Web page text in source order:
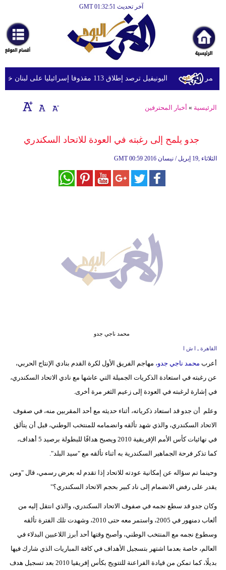
آخر تحديث GMT 01:32:51
أخبارعاجلة
رياضة
ثقافة
إقتصاد
وموسيقى
مرأة
إسلامية
علوم
بيئة
أبراج
سيارات
اليونيفيل ترصد إطلاق 113 مقذوفا إسرائيليا على لبنان خلال يوم واحد
الرئيسية » أخبار المحترفين
جدو يلمح إلى رغبته في العودة للاتحاد السكندري
GMT 00:59 2016 الثلاثاء ,19 إبريل / نيسان
محمد ناجي جدو
القاهرة ـ ا ش ا
أعرب محمد ناجي جدو، مهاجم الفريق الأول لكرة القدم بنادي الإنتاج الحربي،
عن رغبته في استعادة الذكريات الجميلة التي عاشها مع نادي الاتحاد السكندري،
في إشارة لرغبته في العودة إلى زعيم الثغر مرة أخرى.
وعلم أن جدو قد استعاد ذكرياته، أثناء حديثه مع أحد المقربين منه، في صفوف
الاتحاد السكندري، والذي شهد تألقه وانضمامه للمنتخب الوطني، قبل أن يتألق
في نهائيات كأس الأمم الإفريقية 2010 ويصبح هدافًا للبطولة برصيد 5 أهداف،
كما تذكر فرحة الجماهير السكندرية به أثناء تألقه مع "سيد البلد".
وحينما تم سؤاله عن إمكانية عودته للاتحاد إذا تقدم له بعرض رسمي، قال "ومن
يقدر على رفض الانضمام إلى ناد كبير بحجم الاتحاد السكندري؟"
وكان جدو قد سطع نجمه في صفوف الاتحاد السكندري، والذي انتقل إليه من
ألعاب دمنهور في 2005، واستمر معه حتى 2010، وشهدت تلك الفترة تألقه
وسطوع نجمه مع المنتخب الوطني، وأصبح وقتها أحد أبرز اللاعبين البدلاء في
العالم، خاصة بعدما اشتهر بتسجيل الأهداف في كافة المباريات الذي شارك فيها
بديلًا، كما تمكن من قيادة الفراعنة للتتويج بكأس إفريقيا 2010 بعد تسجيل هدف